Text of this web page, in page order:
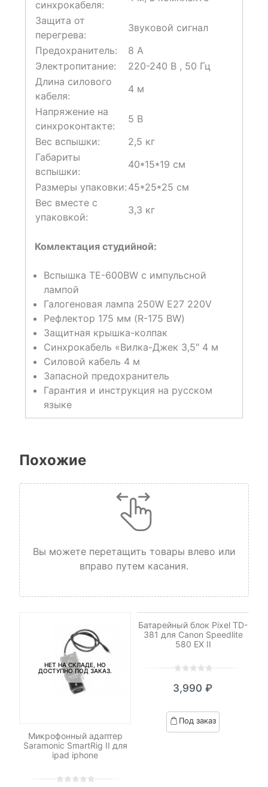
синхрокабеля:
Защита от
перегрева:
Звуковой сигнал
Предохранитель:
8 A
Электропитание:
220-240 В , 50 Гц
Длина силового
кабеля:
4 м
Напряжение на
синхроконтакте:
5 В
Вес вспышки:
2,5 кг
Габариты
вспышки:
40*15*19 см
Размеры упаковки: 45*25*25 см
Вес вместе с
упаковкой:
3,3 кг
Комлектация студийной:
Вспышка TE-600BW с импульсной
лампой
Галогеновая лампа 250W E27 220V
Рефлектор 175 мм (R-175 BW)
Защитная крышка-колпак
Синхрокабель «Вилка-Джек 3,5″ 4 м
Силовой кабель 4 м
Запасной предохранитель
Гарантия и инструкция на русском
языке
Похожие
Вы можете перетащить товары влево или
вправо путем касания.
НЕТ НА СКЛАДЕ, НО
ДОСТУПНО ПОД ЗАКАЗ.
Микрофонный адаптер
Saramonic SmartRig II для
ipad iphone
Батарейный блок Pixel TD-
381 для Canon Speedlite
580 EX II
out
based
on
3,990 ₽
Под заказ